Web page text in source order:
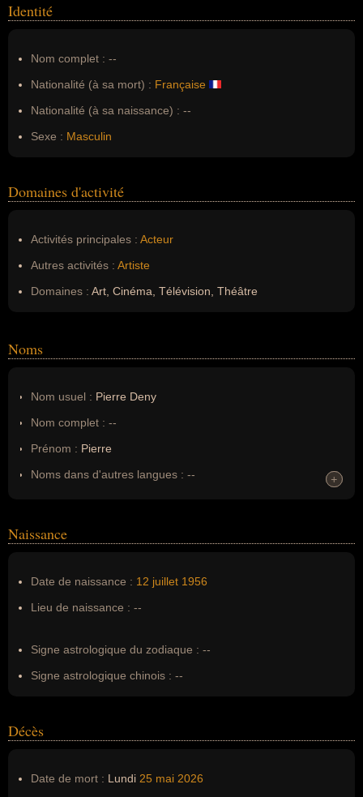
Identité
Nom complet : --
Nationalité (à sa mort) : Française
Nationalité (à sa naissance) : --
Sexe : Masculin
Domaines d'activité
Activités principales : Acteur
Autres activités : Artiste
Domaines : Art, Cinéma, Télévision, Théâtre
Noms
Nom usuel : Pierre Deny
Nom complet : --
Prénom : Pierre
Noms dans d'autres langues : --
Nom de famille :Deny
+
+
Naissance
Date de naissance : 12 juillet 1956
Lieu de naissance : --
Signe astrologique du zodiaque : --
Signe astrologique chinois : --
Décès
Date de mort : Lundi 25 mai 2026